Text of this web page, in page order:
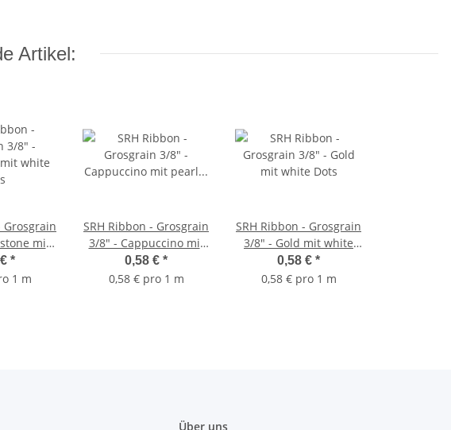
Artikel:
Grosgrain
mit
*
1 m
SRH Ribbon - Grosgrain
3/8" - Cappuccino mit
pearl pink Dots
0,58 € *
0,58 € pro 1 m
SRH Ribbon - Grosgrain
3/8" - Gold mit white
Dots
0,58 € *
0,58 € pro 1 m
Über uns